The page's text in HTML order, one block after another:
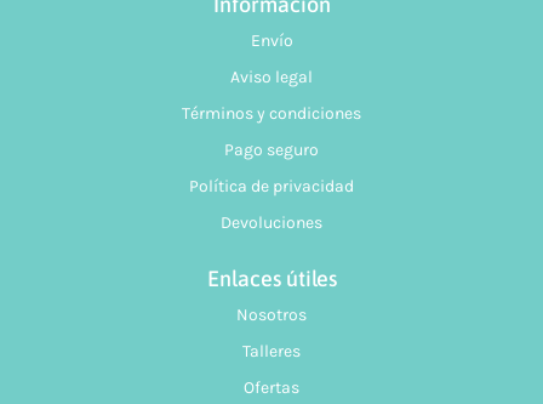
Envío
Aviso legal
Términos y condiciones
Pago seguro
Política de privacidad
Devoluciones
Enlaces útiles
Nosotros
Talleres
Ofertas